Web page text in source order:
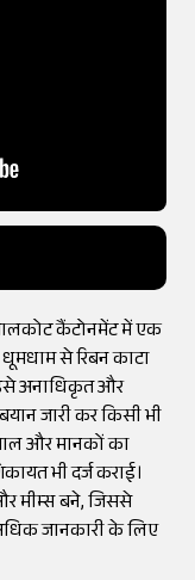
कैंटोनमेंट में एक
से रिबन काटा
अनाधिकृत और
जारी कर किसी भी
और मानकों का
भी दर्ज कराई।
मीम्स बने, जिससे
जानकारी के लिए